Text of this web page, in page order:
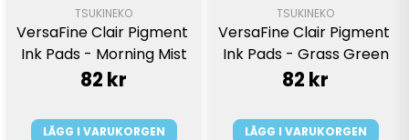
TSUKINEKO
VersaFine Clair Pigment
Ink Pads - Morning Mist
82 kr
LÄGG I VARUKORGEN
TSUKINEKO
VersaFine Clair Pigment
Ink Pads - Grass Green
82 kr
LÄGG I VARUKORGEN